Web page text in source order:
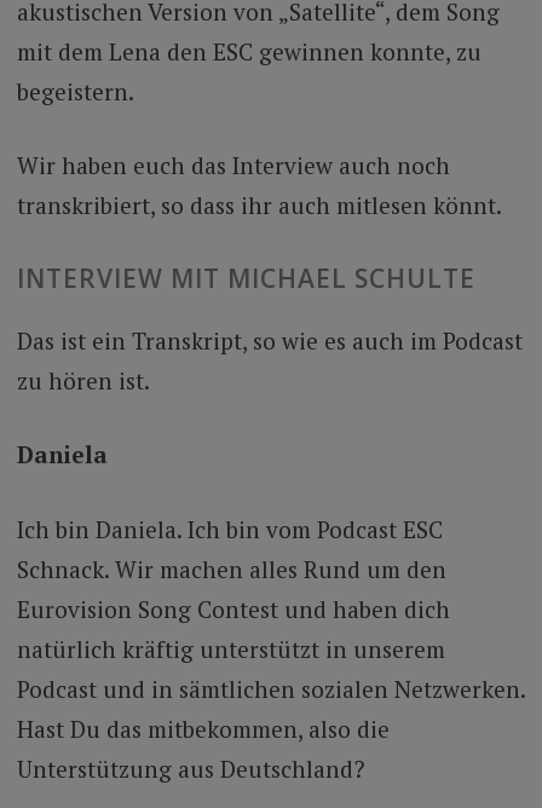
akustischen Version von „Satellite“, dem Song
mit dem Lena den ESC gewinnen konnte, zu
begeistern.
Wir haben euch das Interview auch noch
transkribiert, so dass ihr auch mitlesen könnt.
INTERVIEW MIT MICHAEL SCHULTE
Das ist ein Transkript, so wie es auch im Podcast
zu hören ist.
Daniela
Ich bin Daniela. Ich bin vom Podcast ESC
Schnack. Wir machen alles Rund um den
Eurovision Song Contest und haben dich
natürlich kräftig unterstützt in unserem
Podcast und in sämtlichen sozialen Netzwerken.
Hast Du das mitbekommen, also die
Unterstützung aus Deutschland?